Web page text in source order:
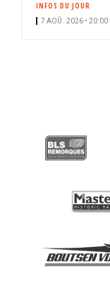
INFOS DU JOUR
7 AOÛ. 2026 • 20:00